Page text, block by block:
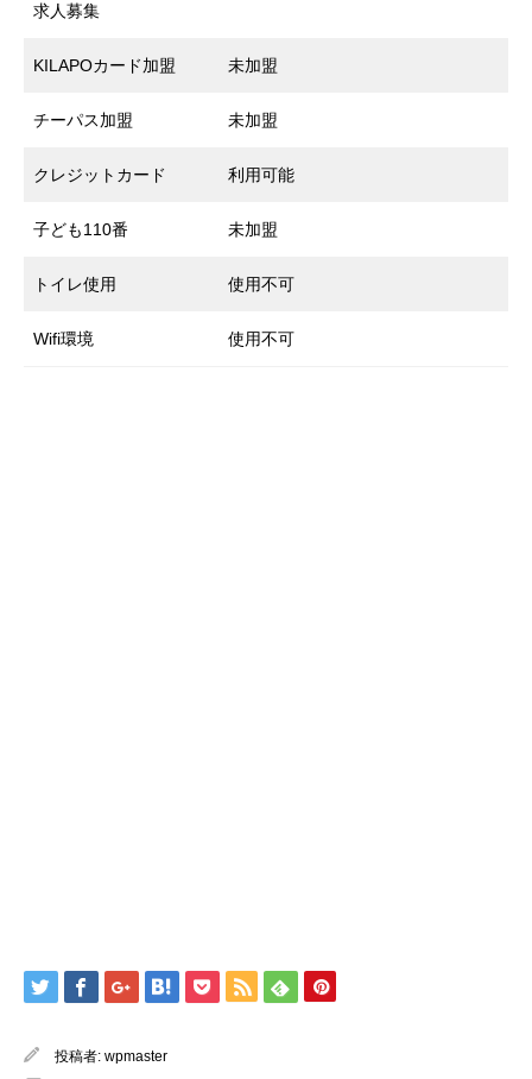
求人募集
KILAPOカード加盟 未加盟
チーパス加盟 未加盟
クレジットカード 利用可能
子ども110番 未加盟
トイレ使用 使用不可
Wifi環境 使用不可
投稿者: wpmaster